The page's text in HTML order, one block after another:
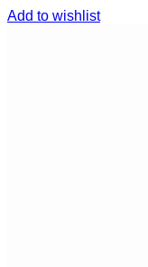
Add to wishlist